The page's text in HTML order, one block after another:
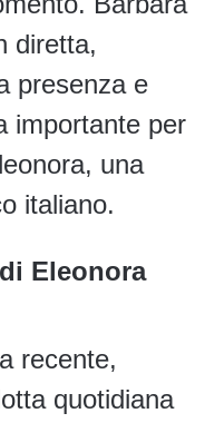
diretta,
presenza e
importante per
una
italiano.
Eleonora
recente,
quotidiana